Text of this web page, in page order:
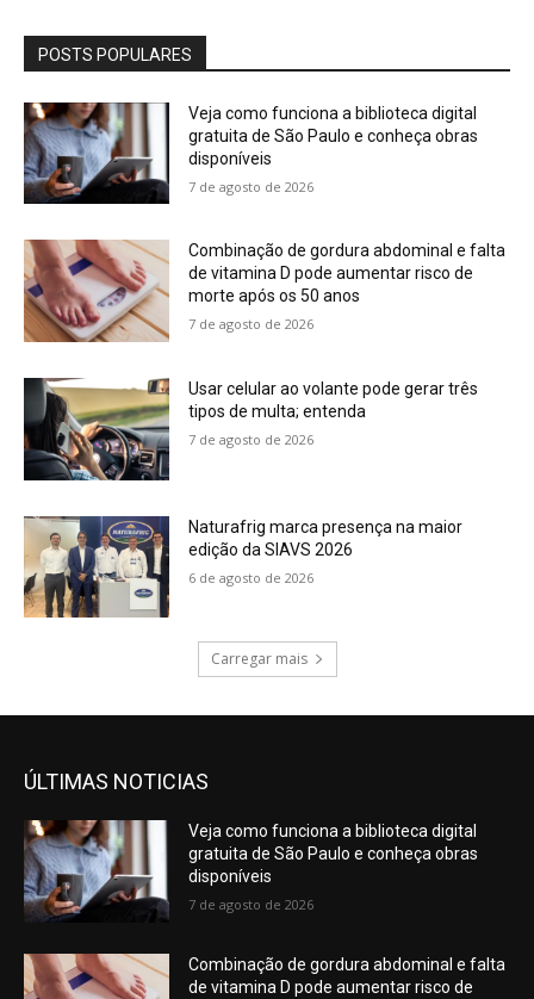
POSTS POPULARES
Veja como funciona a biblioteca digital
gratuita de São Paulo e conheça obras
disponíveis
7 de agosto de 2026
Combinação de gordura abdominal e falta
de vitamina D pode aumentar risco de
morte após os 50 anos
7 de agosto de 2026
Usar celular ao volante pode gerar três
tipos de multa; entenda
7 de agosto de 2026
Naturafrig marca presença na maior
edição da SIAVS 2026
6 de agosto de 2026
Carregar mais
ÚLTIMAS NOTICIAS
Veja como funciona a biblioteca digital
gratuita de São Paulo e conheça obras
disponíveis
7 de agosto de 2026
Combinação de gordura abdominal e falta
de vitamina D pode aumentar risco de